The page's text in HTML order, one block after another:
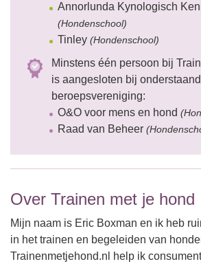
Annorlunda Kynologisch
(Hondenschool)
Tinley (Hondenschool)
Minstens één persoon bij
is aangesloten bij
beroepsvereniging:
O&O voor mens en hond
Raad van Beheer
Over Trainen met je hond
Mijn naam is Eric Boxman en ik heb
in het trainen en begeleiden van
Trainenmetjehond.nl help ik